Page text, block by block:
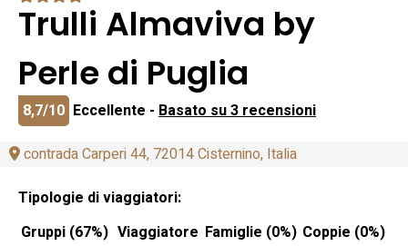
Trulli Almaviva by
Perle di Puglia
8,7/10 Eccellente - Basato su 3 recensioni
contrada Carperi 44, 72014 Cisternino, Italia
Tipologie di viaggiatori:
Gruppi (67%) Viaggiatore Famiglie (0%) Coppie (0%)